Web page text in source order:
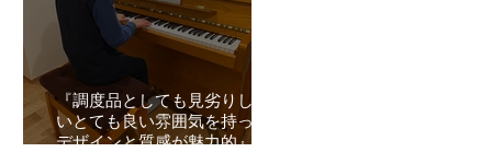
『調度品としても見劣りしな
いとても良い雰囲気を持った
デザインと質感が魅力的』オ